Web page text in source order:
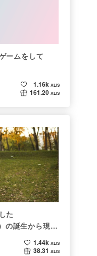
ームをして
1.16k ALIS
161.20 ALIS
た
の誕生から現在
1.44k ALIS
38.31 ALIS